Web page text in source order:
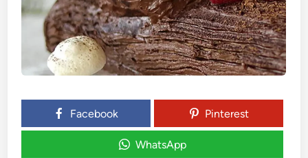
Facebook Pinterest
WhatsApp